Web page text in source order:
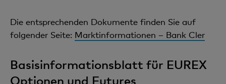
Die entsprechenden Dokumente finden Sie auf
folgender Seite: Marktinformationen – Bank Cler
Basisinformationsblatt für EUREX
Optionen und Futures